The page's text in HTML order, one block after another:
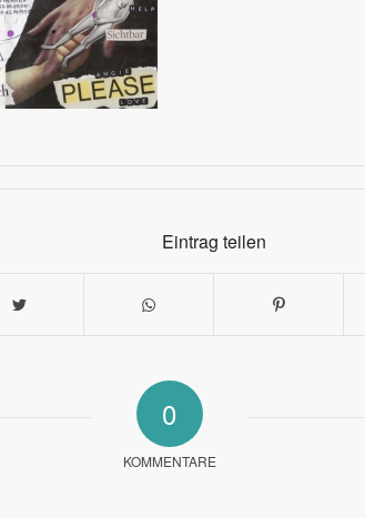
Eintrag teilen
0
KOMMENTARE